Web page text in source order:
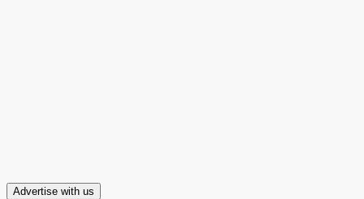
Advertise with us